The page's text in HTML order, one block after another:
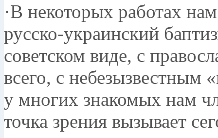
·В некоторых работах
русско-украинский
советском виде, с
всего, с
у мно­гих знакомых нам
точка зрения вызывает